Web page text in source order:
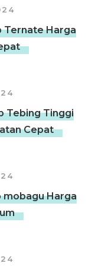
Ternate Harga
Tebing Tinggi
Cepat
mobagu Harga